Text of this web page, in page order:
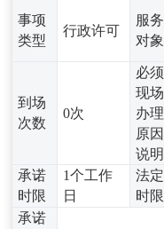
事项
类型
行政许可
服务
对象
到场
次数
0次
必须
现场
办理
原因
说明
承诺
时限
1个工作
日
法定
时限
承诺